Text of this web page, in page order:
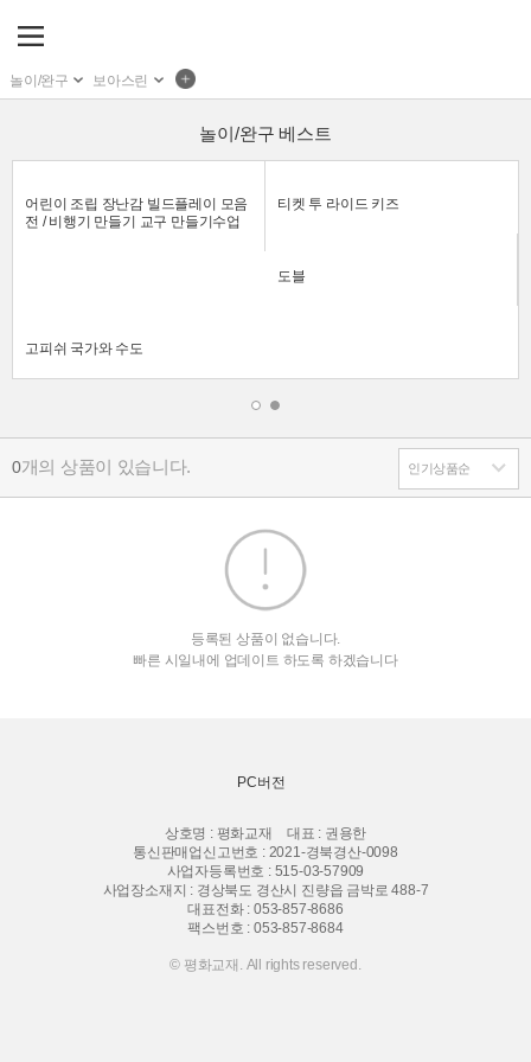
놀이/완구 보아스린
놀이/완구 베스트
어린이 조립 장난감 빌드플레이 모음
전 / 비행기 만들기 교구 만들기수업
티켓 투 라이드 키즈
도블
고피쉬 국가와 수도
0개의 상품이 있습니다.
등록된 상품이 없습니다.
빠른 시일내에 업데이트 하도록 하겠습니다
PC버전
상호명 : 평화교재
대표 : 권용한
통신판매업신고번호 : 2021-경북경산-0098
사업자등록번호 : 515-03-57909
사업장소재지 : 경상북도 경산시 진량읍 금박로 488-7
대표전화 : 053-857-8686
팩스번호 : 053-857-8684
© 평화교재. All rights reserved.